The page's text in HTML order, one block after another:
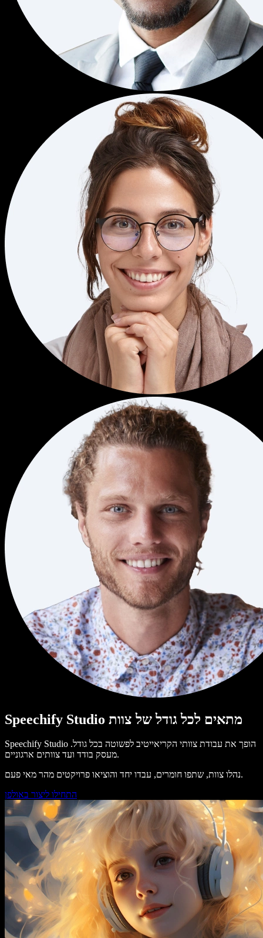
Speechify Studio מתאים לכל גודל של צוות
Speechify Studio הופך את עבודת צוותי הקריאייטיב לפשוטה בכל גודל.
מעסק בודד ועד צוותים ארגוניים.
נהלו צוות, שתפו חומרים, עבדו יחד והוציאו פרויקטים מהר מאי פעם.
התחילו ליצור באולפן